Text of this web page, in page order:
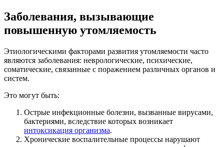
Заболевания, вызывающие
повышенную утомляемость
Этиологическими факторами развития утомляемости часто
являются заболевания: неврологические, психические,
соматические, связанные с поражением различных органов и
систем.
Это могут быть:
Острые инфекционные болезни, вызванные вирусами,
бактериями, вследствие которых возникает
интоксикация организма.
Хронические воспалительные процессы нарушают